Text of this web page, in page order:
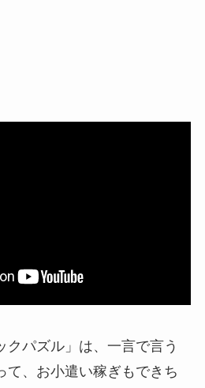
クパズル」は、一言で言う
て、お小遣い稼ぎもできち